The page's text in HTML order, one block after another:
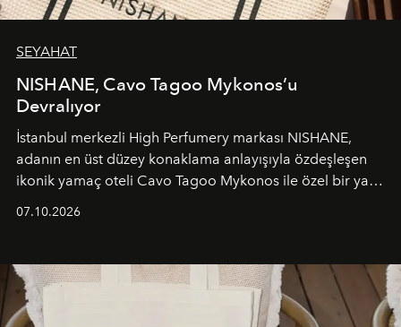
SEYAHAT
NISHANE, Cavo Tagoo Mykonos’u
Devralıyor
İstanbul merkezli High Perfumery markası NISHANE,
adanın en üst düzey konaklama anlayışıyla özdeşleşen
ikonik yamaç oteli Cavo Tagoo Mykonos ile özel bir yaz
buluşturarak markanın Cavo Tagoo’daki varlığını
sürükleyici ve mevsime özel bir deneyime dönüştürüyor.
07.10.2026